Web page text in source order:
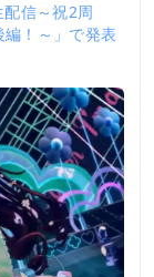
配信～祝2周
！～」で発表